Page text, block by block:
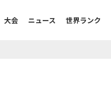
大会 ニュース 世界ランク